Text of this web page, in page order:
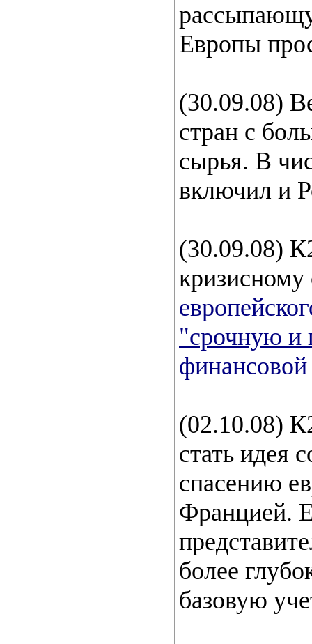
Европы
(30.09.08)
стран с
сырья. В
включил и
(30.09.08)
"срочную и
(02.10.08)
стать идея
спасению
Францией.
более
базовую